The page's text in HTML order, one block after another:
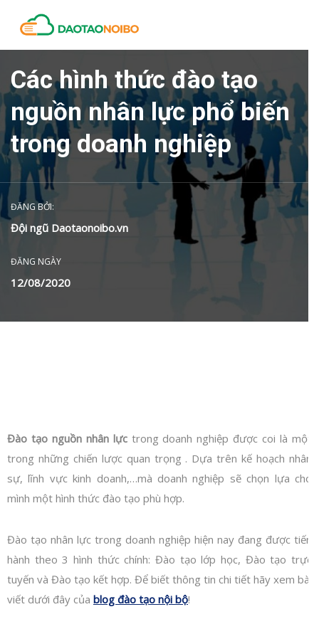
Các hình thức đào tạo
nguồn nhân lực phổ biến
trong doanh nghiệp
ĐĂNG BỞI:
Đội ngũ Daotaonoibo.vn
ĐĂNG NGÀY
12/08/2020
Đào tạo nguồn nhân lựctrong doanh nghiệp được coi là một
trong những chiến lược quan trọng . Dựa trên kế hoạch nhân
sự, lĩnh vực kinh doanh,…mà doanh nghiệp sẽ chọn lựa cho
mình một hình thức đào tạo phù hợp.
Đào tạo nhân lực trong doanh nghiệp hiện nay đang được tiến
hành theo 3 hình thức chính: Đào tạo lớp học, Đào tạo trực
tuyến và Đào tạo kết hợp. Để biết thông tin chi tiết hãy xem bài
viết dưới đây của blog đào tạo nội bộ!